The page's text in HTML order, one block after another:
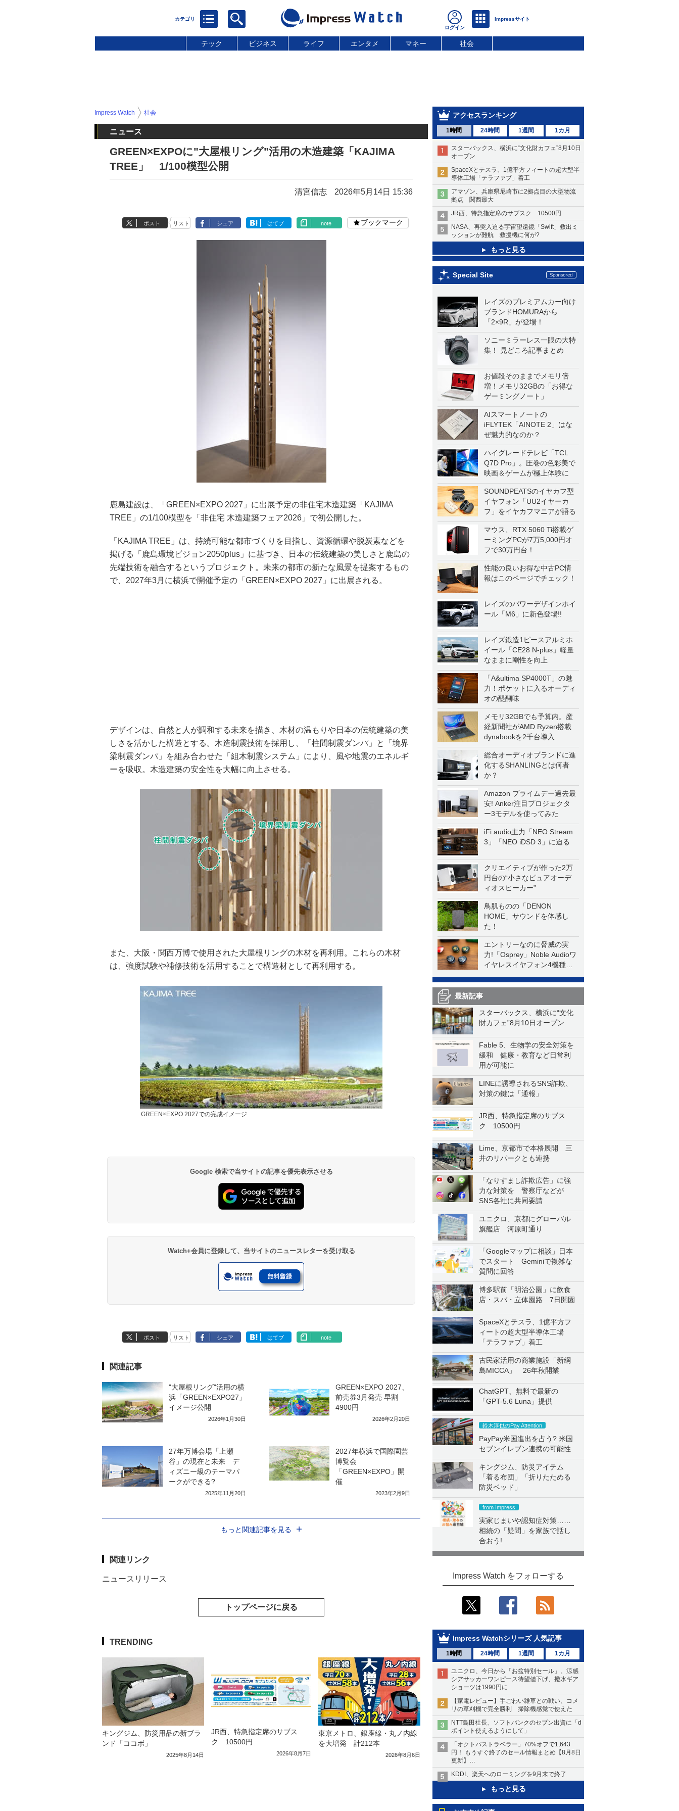
テック ビジネス ライフ エンタメ マネー 社会
アクセスランキング
1時間 24時間 1週間 1カ月
スターバックス、横浜に“文化財カフェ”8月10日
オープン
SpaceXとテスラ、1億平方フィートの超大型半
導体工場「テラファブ」着工
アマゾン、兵庫県尼崎市に2拠点目の大型物流
拠点 関西最大
JR西、特急指定席のサブスク 10500円
NASA、再突入迫る宇宙望遠鏡「Swift」救出ミ
ッションが難航 救援機に何が?
もっと見る
Special Site
レイズのプレミアムカー向け
ブランドHOMURAから
「2×9R」が登場！
ソニーミラーレス一眼の大特
集！ 見どころ記事まとめ
お値段そのままでメモリ倍
増！メモリ32GBの「お得な
ゲーミングノート」
AIスマートノートの
iFLYTEK「AINOTE 2」はな
ぜ魅力的なのか？
ハイグレードテレビ「TCL
Q7D Pro」。圧巻の色彩美で
映画＆ゲームが極上体験に
SOUNDPEATSのイヤカフ型
イヤフォン「UU2イヤーカ
フ」をイヤカフマニアが語る
マウス、RTX 5060 Ti搭載ゲ
ーミングPCが7万5,000円オ
フで30万円台！
性能の良いお得な中古PC情
報はこのページでチェック！
レイズのパワーデザインホイ
ール「M6」に新色登場!!
レイズ鍛造1ピースアルミホ
イール「CE28 N-plus」軽量
なままに剛性を向上
「A&ultima SP4000T」の魅
力！ポケットに入るオーディ
オの醍醐味
メモリ32GBでも予算内。産
経新聞社がAMD Ryzen搭載
dynabookを2千台導入
総合オーディオブランドに進
化するSHANLINGとは何者
か？
Amazon プライムデー過去最
安! Anker注目プロジェクタ
ー3モデルを使ってみた
iFi audio主力「NEO Stream
3」「NEO iDSD 3」に迫る
クリエイティブが作った2万
円台の“小さなピュアオーデ
ィオスピーカー”
鳥肌ものの「DENON
HOME」サウンドを体感し
た！
エントリーなのに脅威の実
力!「Osprey」Noble Audioワ
イヤレスイヤフォン4機種を
最新記事
スターバックス、横浜に“文化
財カフェ”8月10日オープン
Fable 5、生物学の安全対策を
緩和 健康・教育など日常利
用が可能に
LINEに誘導されるSNS詐欺、
対策の鍵は「通報」
JR西、特急指定席のサブス
ク 10500円
Lime、京都市で本格展開 三
井のリパークとも連携
「なりすまし詐欺広告」に強
力な対策を 警察庁などが
SNS各社に共同要請
ユニクロ、京都にグローバル
旗艦店 河原町通り
「Googleマップに相談」日本
でスタート Geminiで複雑な
質問に回答
博多駅前「明治公園」に飲食
店・スパ・立体園路 7日開園
SpaceXとテスラ、1億平方フ
ィートの超大型半導体工場
「テラファブ」着工
古民家活用の商業施設「新綱
島MICCA」 26年秋開業
ChatGPT、無料で最新の
「GPT-5.6 Luna」提供
鈴木淳也のPay Attention
PayPay米国進出を占う? 米国
セブンイレブン連携の可能性
キングジム、防災アイテム
「着る布団」「折りたためる
防災ベッド」
from Impress
実家じまいや認知症対策……
相続の「疑問」を家族で話し
合おう!
Impress Watch をフォローする
Impress Watchシリーズ 人気記事
1時間 24時間 1週間 1カ月
ユニクロ、今日から「お盆特別セール」。涼感
シアサッカーワンピース待望値下げ、撥水ギア
ショーツは1990円に
【家電レビュー】手ごわい雑草との戦い、コメ
リの草刈機で完全勝利 掃除機感覚で使えた
NTT島田社長、ソフトバンクのセブン出資に「d
ポイント使えるようにして」
「オクトパストラベラー」70%オフで1,643
円！ もうすぐ終了のセール情報まとめ【8月8日
更新】
ニンテンドーeショップでは「大神 絶景版」が
67%オフで990円
KDDI、楽天へのローミングを9月末で終了
もっと見る
Impress Watch 社会
ニュース
GREEN×EXPOに"大屋根リング"活用の木造建築「KAJIMA
TREE」 1/100模型公開
清宮信志 2026年5月14日 15:36
ポスト リスト シェア はてブ note ブックマーク
鹿島建設は、「GREEN×EXPO 2027」に出展予定の非住宅木造建築「KAJIMA
TREE」の1/100模型を「非住宅 木造建築フェア2026」で初公開した。
「KAJIMA TREE」は、持続可能な都市づくりを目指し、資源循環や脱炭素などを
掲げる「鹿島環境ビジョン2050plus」に基づき、日本の伝統建築の美しさと鹿島の
先端技術を融合するというプロジェクト。未来の都市の新たな風景を提案するもの
で、2027年3月に横浜で開催予定の「GREEN×EXPO 2027」に出展される。
デザインは、自然と人が調和する未来を描き、木材の温もりや日本の伝統建築の美
しさを活かした構造とする。木造制震技術を採用し、「柱間制震ダンパ」と「境界
梁制震ダンパ」を組み合わせた「組木制震システム」により、風や地震のエネルギ
ーを吸収。木造建築の安全性を大幅に向上させる。
また、大阪・関西万博で使用された大屋根リングの木材を再利用。これらの木材
は、強度試験や補修技術を活用することで構造材として再利用する。
GREEN×EXPO 2027での完成イメージ
Google 検索で当サイトの記事を優先表示させる
Watch+会員に登録して、当サイトのニュースレターを受け取る
ポスト リスト シェア はてブ note
関連記事
"大屋根リング"活用の横
浜「GREEN×EXPO27」
イメージ公開
2026年1月30日
GREEN×EXPO 2027、
前売券3月発売 早割
4900円
2026年2月20日
27年万博会場「上瀬
谷」の現在と未来 デ
ィズニー級のテーマパ
ークができる?
2025年11月20日
2027年横浜で国際園芸
博覧会
「GREEN×EXPO」開
催
2023年2月9日
もっと関連記事を見る
関連リンク
ニュースリリース
トップページに戻る
TRENDING
キングジム、防災用品の新ブラ
ンド「ココボ」
2025年8月14日
JR西、特急指定席のサブス
ク 10500円
2026年8月7日
東京メトロ、銀座線・丸ノ内線
を大増発 計212本
2026年8月6日